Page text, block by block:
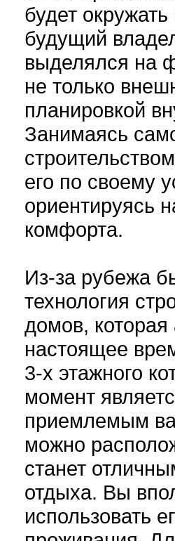
будет
будущий
выделялся на
не только
планировкой
Занимаясь
его по своему
ориентируясь
комфорта.
Из-за рубежа
технология
домов, которая
настоящее
3-х этажного
момент
приемлемым
можно
станет
отдыха. Вы
использовать